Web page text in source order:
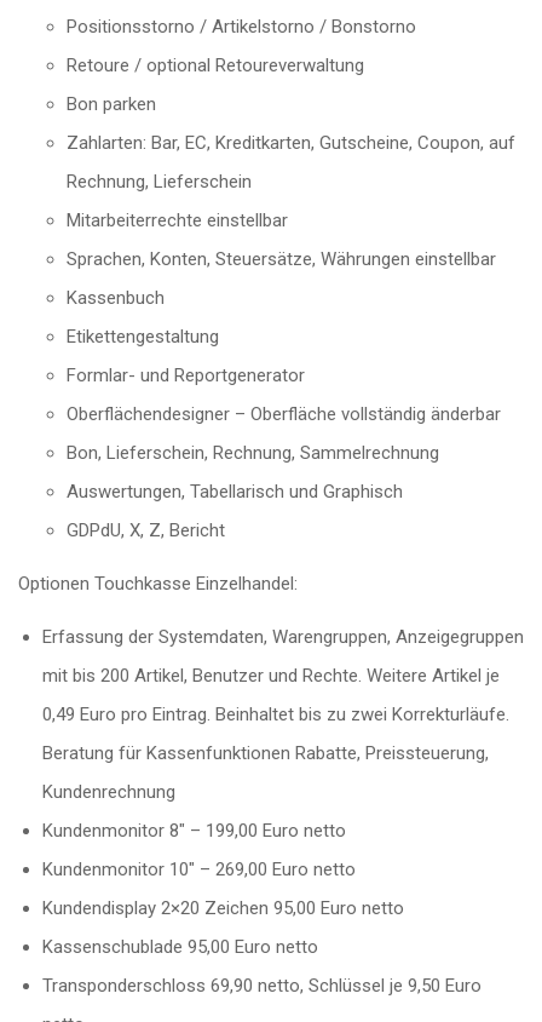
Positionsstorno / Artikelstorno / Bonstorno
Retoure / optional Retoureverwaltung
Bon parken
Zahlarten: Bar, EC, Kreditkarten, Gutscheine, Coupon, auf
Rechnung, Lieferschein
Mitarbeiterrechte einstellbar
Sprachen, Konten, Steuersätze, Währungen einstellbar
Kassenbuch
Etikettengestaltung
Formlar- und Reportgenerator
Oberflächendesigner – Oberfläche vollständig änderbar
Bon, Lieferschein, Rechnung, Sammelrechnung
Auswertungen, Tabellarisch und Graphisch
GDPdU, X, Z, Bericht
Optionen Touchkasse Einzelhandel:
Erfassung der Systemdaten, Warengruppen, Anzeigegruppen
mit bis 200 Artikel, Benutzer und Rechte. Weitere Artikel je
0,49 Euro pro Eintrag. Beinhaltet bis zu zwei Korrekturläufe.
Beratung für Kassenfunktionen Rabatte, Preissteuerung,
Kundenrechnung
Kundenmonitor 8″ – 199,00 Euro netto
Kundenmonitor 10″ – 269,00 Euro netto
Kundendisplay 2×20 Zeichen 95,00 Euro netto
Kassenschublade 95,00 Euro netto
Transponderschloss 69,90 netto, Schlüssel je 9,50 Euro